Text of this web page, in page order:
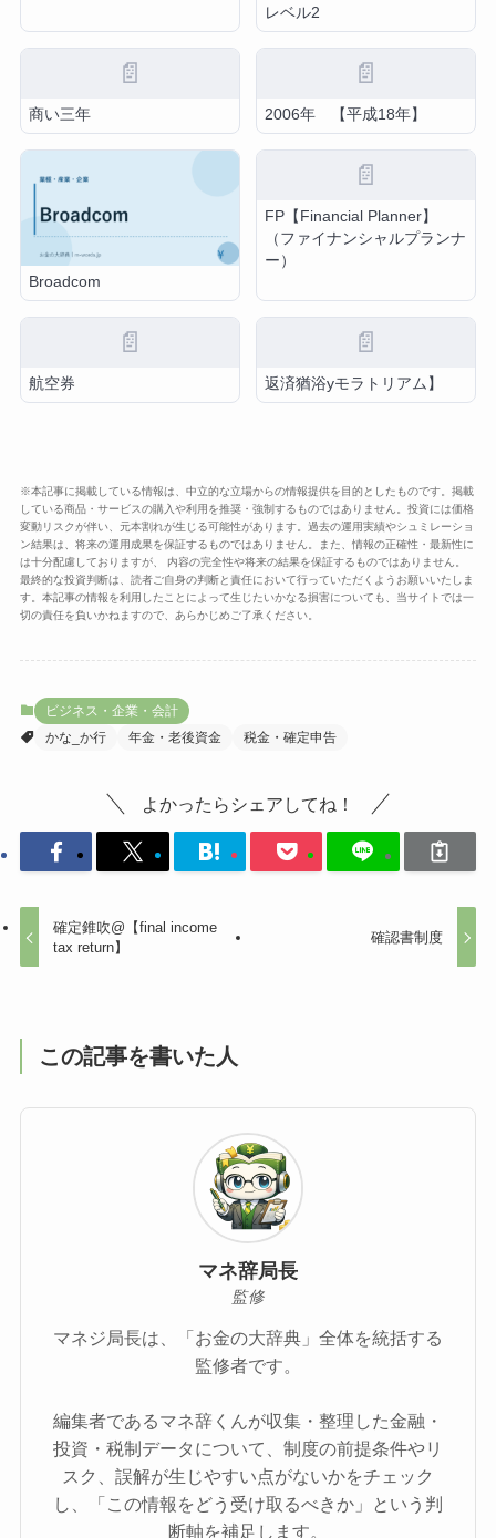
レベル2
📄
商い三年
📄
2006年 【平成18年】
Broadcom
📄
FP【Financial Planner】
（ファイナンシャルプランナ
ー）
📄
航空券
📄
返済猶浴yモラトリアム】
※本記事に掲載している情報は、中立的な立場からの情報提供を目的としたものです。掲載
している商品・サービスの購入や利用を推奨・強制するものではありません。投資には価格
変動リスクが伴い、元本割れが生じる可能性があります。過去の運用実績やシュミレーショ
ン結果は、将来の運用成果を保証するものではありません。また、情報の正確性・最新性に
は十分配慮しておりますが、 内容の完全性や将来の結果を保証するものではありません。
最終的な投資判断は、読者ご自身の判断と責任において行っていただくようお願いいたしま
す。本記事の情報を利用したことによって生じたいかなる損害についても、当サイトでは一
切の責任を負いかねますので、あらかじめご了承ください。
ビジネス・企業・会計
かな_か行
年金・老後資金 税金・確定申告
よかったらシェアしてね！
確定錐吹@【final income
tax return】
確認書制度
この記事を書いた人
マネ辞局長
監修
マネジ局長は、「お金の大辞典」全体を統括する
監修者です。
編集者であるマネ辞くんが収集・整理した金融・
投資・税制データについて、制度の前提条件やリ
スク、誤解が生じやすい点がないかをチェック
し、「この情報をどう受け取るべきか」という判
断軸を補足します。